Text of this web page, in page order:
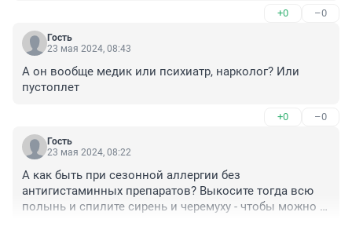
+0 –0
Гость
23 мая 2024, 08:43
А он вообще медик или психиатр, нарколог? Или
пустоплет
+0 –0
Гость
23 мая 2024, 08:22
А как быть при сезонной аллергии без
антигистаминных препаратов? Выкосите тогда всю
полынь и спилите сирень и черемуху - чтобы можно